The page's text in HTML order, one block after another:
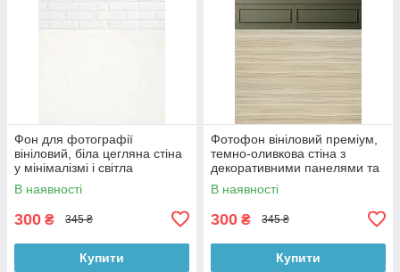
Фон для фотографії
вініловий, біла цегляна стіна
у мінімалізмі і світла
однотонна підлога 60×90 см,
№57140
В наявності
300 ₴ 345 ₴
Купити
Фотофон вініловий преміум,
темно-оливкова стіна з
декоративними панелями та
світле дерево підлоги 60×90
см, №57224
В наявності
300 ₴ 345 ₴
Купити